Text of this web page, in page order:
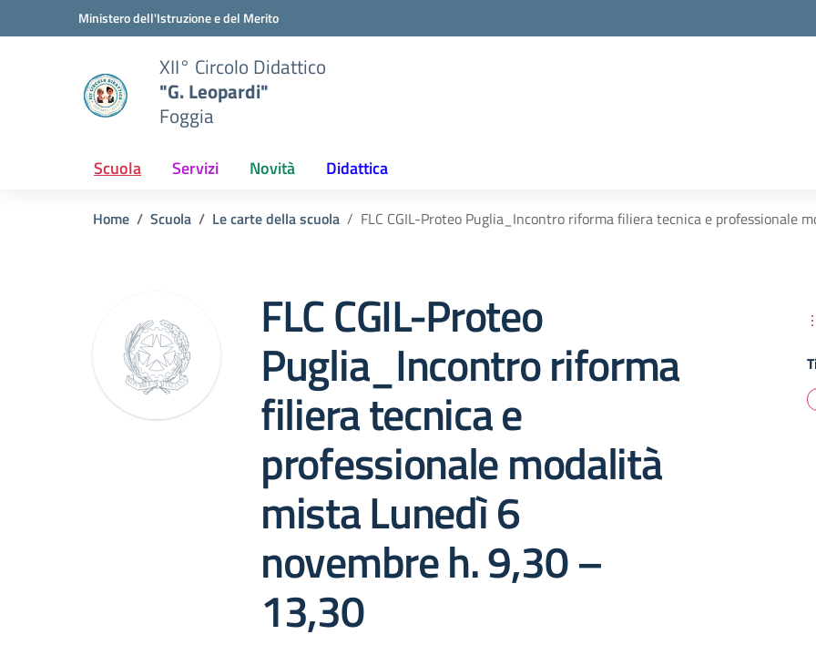
Vai ai contenuti
Vai al menu di navigazioneMinistero dell'Istruzione e del Merito
XII° Circolo Didattico
"G. Leopardi"
Foggia
Scuola Servizi Novità Didattica
Home Scuola Le carte della scuola FLC CGIL-Proteo Puglia_Incontro riforma filiera tecnica e professionale
FLC CGIL-Proteo
Puglia_Incontro riforma
filiera tecnica e
professionale modalità
mista Lunedì 6
novembre h. 9,30 –
13,30